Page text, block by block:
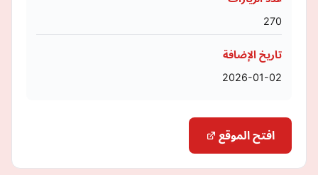
270
تاريخ الإضافة
2026-01-02
افتح الموقع